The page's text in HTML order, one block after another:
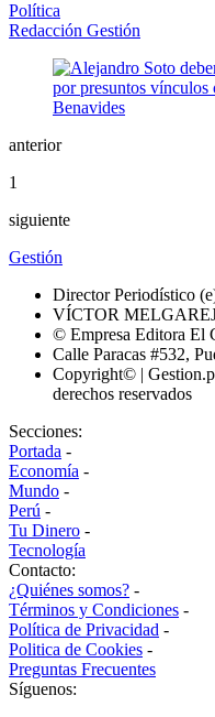
Política
Redacción Gestión
anterior
1
siguiente
Gestión
Director Periodístico
VÍCTOR
© Empresa Editora El
Calle Paracas #532,
Copyright© |
derechos reservados
Secciones:
Portada -
Economía -
Mundo -
Perú -
Tu Dinero -
Tecnología
Contacto:
¿Quiénes somos? -
Términos y Condiciones -
Política de Privacidad -
Politica de Cookies -
Preguntas Frecuentes
Síguenos: